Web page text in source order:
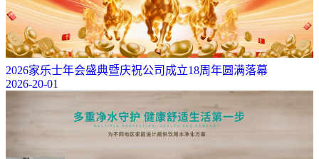
2026家乐士年会盛典暨庆祝公司成立18周年圆满落幕
2026-20-01